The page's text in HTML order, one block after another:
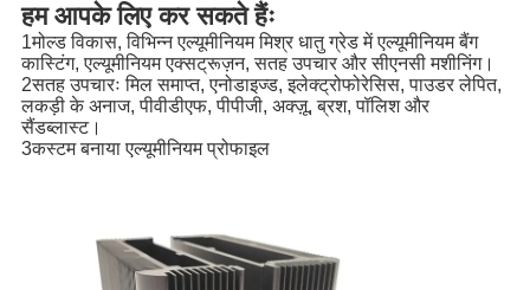
हम आपके लिए कर सकते हैंः
1मोल्ड विकास, विभिन्न एल्यूमीनियम मिश्र धातु ग्रेड में एल्यूमीनियम बैंग
कास्टिंग, एल्यूमीनियम एक्सट्रूज़न, सतह उपचार और सीएनसी मशीनिंग।
2सतह उपचारः मिल समाप्त, एनोडाइज्ड, इलेक्ट्रोफोरेसिस, पाउडर लेपित,
लकड़ी के अनाज, पीवीडीएफ, पीपीजी, अक्ज़ू, ब्रश, पॉलिश और
सैंडब्लास्ट।
3कस्टम बनाया एल्यूमीनियम प्रोफाइल